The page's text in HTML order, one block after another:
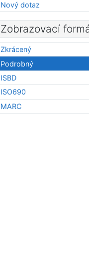
Nový dotaz
Zobrazovací
Zkrácený
Podrobný
ISBD
ISO690
MARC